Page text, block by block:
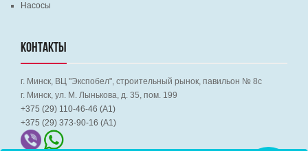
Насосы
КОНТАКТЫ
г. Минск, ВЦ "Экспобел", строительный рынок, павильон № 8c
г. Минск, ул. М. Лынькова, д. 35, пом. 199
+375 (29) 110-46-46 (А1)
+375 (29) 373-90-16 (A1)